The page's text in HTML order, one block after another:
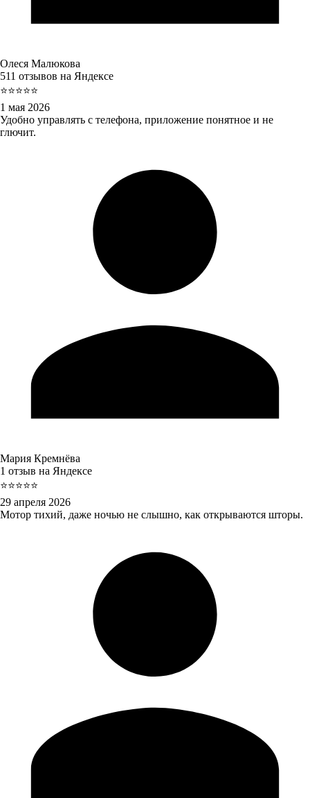
Олеся Малюкова
511 отзывов на Яндексе
⭐⭐⭐⭐⭐
1 мая 2026
Удобно управлять с телефона, приложение понятное и не
глючит.
Мария Кремнёва
1 отзыв на Яндексе
⭐⭐⭐⭐⭐
29 апреля 2026
Мотор тихий, даже ночью не слышно, как открываются шторы.